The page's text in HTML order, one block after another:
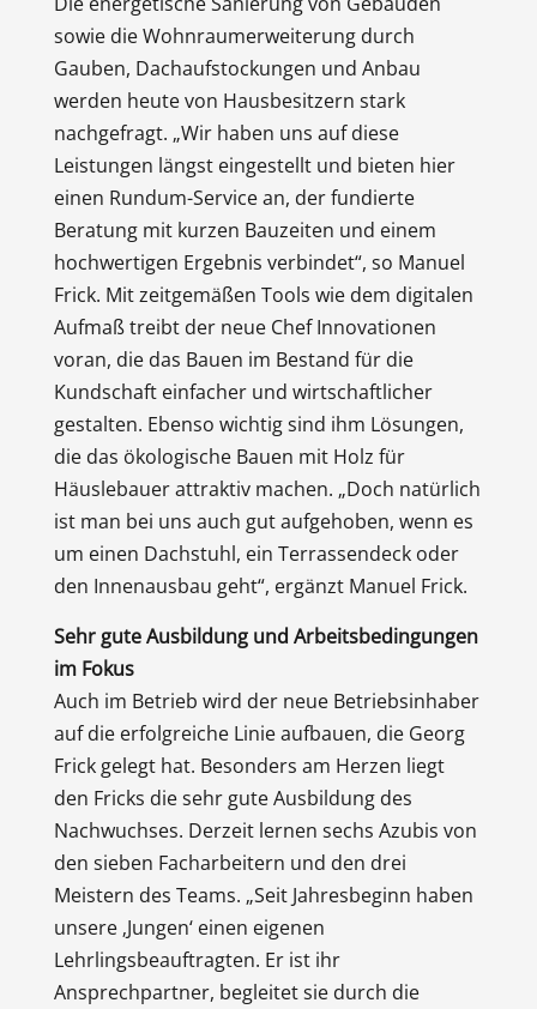
sowie die Wohnraumerweiterung durch
Gauben, Dachaufstockungen und Anbau
werden heute von Hausbesitzern stark
nachgefragt. „Wir haben uns auf diese
Leistungen längst eingestellt und bieten hier
einen Rundum-Service an, der fundierte
Beratung mit kurzen Bauzeiten und einem
hochwertigen Ergebnis verbindet“, so Manuel
Frick. Mit zeitgemäßen Tools wie dem digitalen
Aufmaß treibt der neue Chef Innovationen
voran, die das Bauen im Bestand für die
Kundschaft einfacher und wirtschaftlicher
gestalten. Ebenso wichtig sind ihm Lösungen,
die das ökologische Bauen mit Holz für
Häuslebauer attraktiv machen. „Doch natürlich
ist man bei uns auch gut aufgehoben, wenn es
um einen Dachstuhl, ein Terrassendeck oder
den Innenausbau geht“, ergänzt Manuel Frick.
Sehr gute Ausbildung und Arbeitsbedingungen
im Fokus
Auch im Betrieb wird der neue Betriebsinhaber
auf die erfolgreiche Linie aufbauen, die Georg
Frick gelegt hat. Besonders am Herzen liegt
den Fricks die sehr gute Ausbildung des
Nachwuchses. Derzeit lernen sechs Azubis von
den sieben Facharbeitern und den drei
Meistern des Teams. „Seit Jahresbeginn haben
unsere ‚Jungen‘ einen eigenen
Lehrlingsbeauftragten. Er ist ihr
Ansprechpartner, begleitet sie durch die